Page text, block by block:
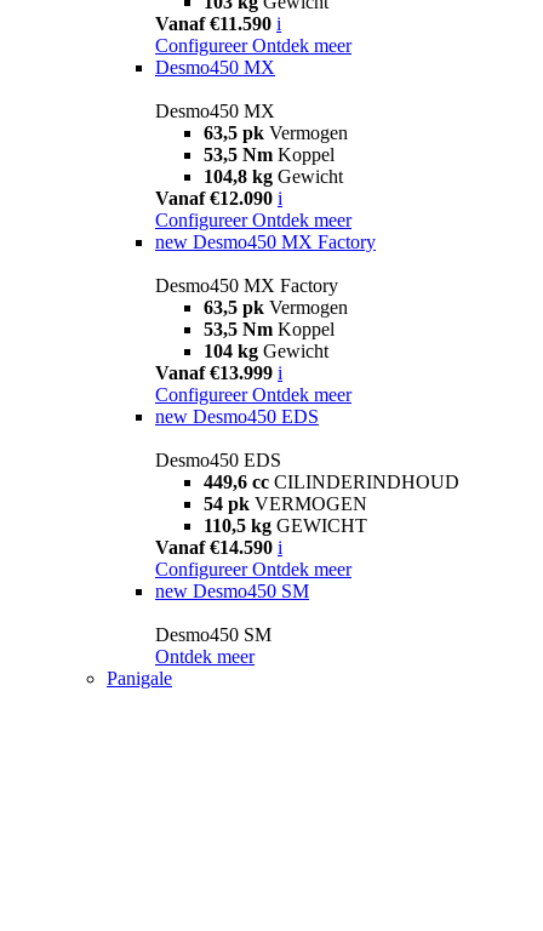
Vanaf €11.590 i
Configureer Ontdek meer
Desmo450 MX
Desmo450 MX
63,5 pk Vermogen
53,5 Nm Koppel
104,8 kg Gewicht
Vanaf €12.090 i
Configureer Ontdek meer
new Desmo450 MX Factory
Desmo450 MX Factory
63,5 pk Vermogen
53,5 Nm Koppel
104 kg Gewicht
Vanaf €13.999 i
Configureer Ontdek meer
new Desmo450 EDS
Desmo450 EDS
449,6 cc CILINDERINDHOUD
54 pk VERMOGEN
110,5 kg GEWICHT
Vanaf €14.590 i
Configureer Ontdek meer
new Desmo450 SM
Desmo450 SM
Ontdek meer
Panigale